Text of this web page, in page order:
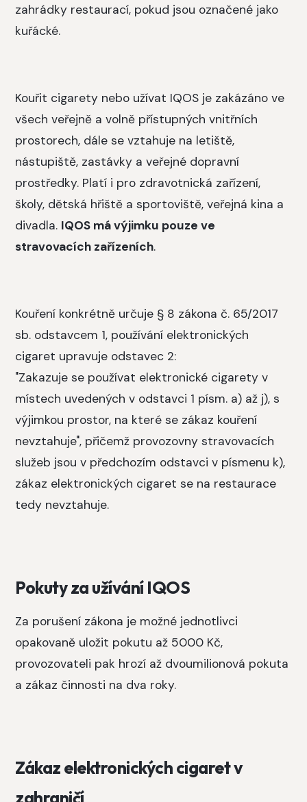
zahrádky restaurací, pokud jsou označené jako
kuřácké.
Kouřit cigarety nebo užívat IQOS je zakázáno ve
všech veřejně a volně přístupných vnitřních
prostorech, dále se vztahuje na letiště,
nástupiště, zastávky a veřejné dopravní
prostředky. Platí i pro zdravotnická zařízení,
školy, dětská hřiště a sportoviště, veřejná kina a
divadla. IQOS má výjimku pouze ve
stravovacích zařízeních.
Kouření konkrétně určuje § 8 zákona č. 65/2017
sb. odstavcem 1, používání elektronických
cigaret upravuje odstavec 2:
"Zakazuje se používat elektronické cigarety v
místech uvedených v odstavci 1 písm. a) až j), s
výjimkou prostor, na které se zákaz kouření
nevztahuje", přičemž provozovny stravovacích
služeb jsou v předchozím odstavci v písmenu k),
zákaz elektronických cigaret se na restaurace
tedy nevztahuje.
Pokuty za užívání IQOS
Za porušení zákona je možné jednotlivci
opakovaně uložit pokutu až 5000 Kč,
provozovateli pak hrozí až dvoumilionová pokuta
a zákaz činnosti na dva roky.
Zákaz elektronických cigaret v